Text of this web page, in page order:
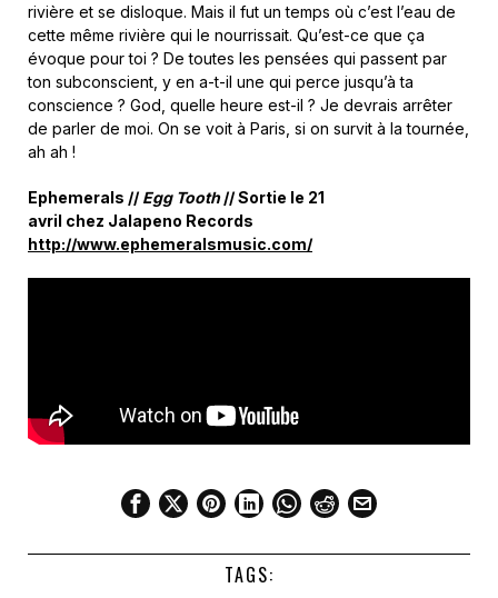
rivière et se disloque. Mais il fut un temps où c’est l’eau de
cette même rivière qui le nourrissait. Qu’est-ce que ça
évoque pour toi ? De toutes les pensées qui passent par
ton subconscient, y en a-t-il une qui perce jusqu’à ta
conscience ? God, quelle heure est-il ? Je devrais arrêter
de parler de moi. On se voit à Paris, si on survit à la tournée,
ah ah !
Ephemerals // Egg Tooth//Sortie le 21
avril chez Jalapeno Records
http://www.ephemeralsmusic.com/
TAGS: